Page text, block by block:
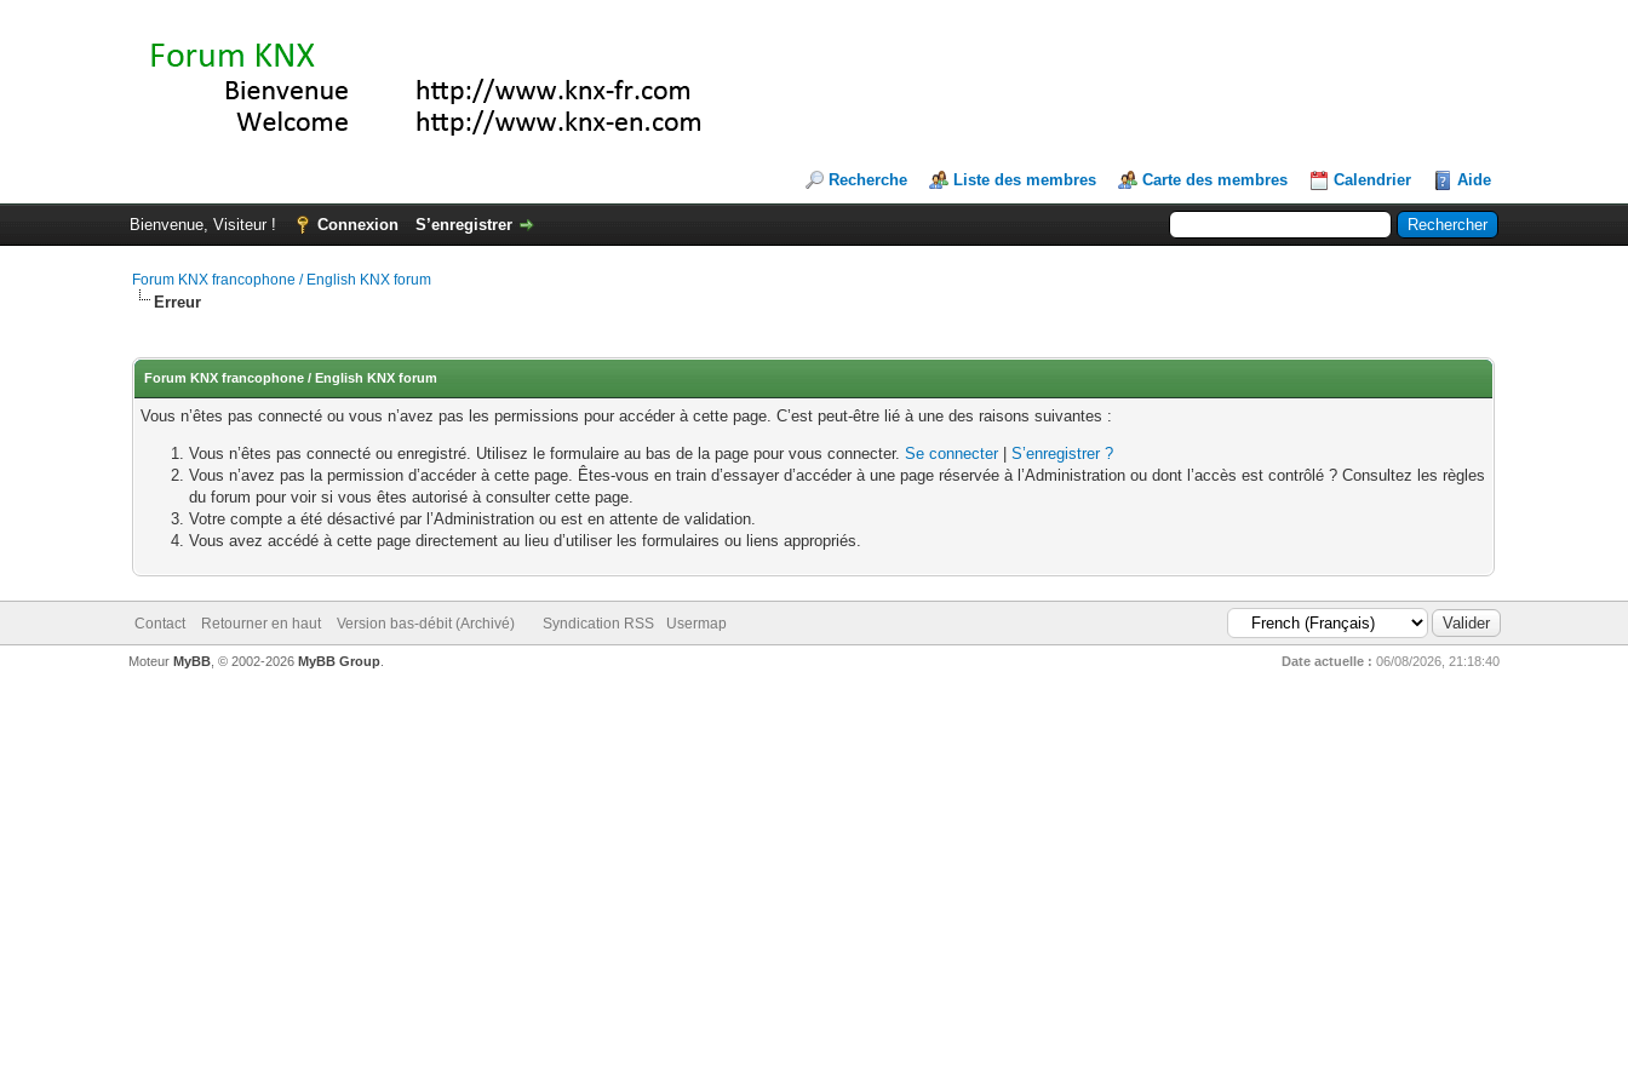
Recherche Liste des membres Carte des membres Calendrier Aide
Bienvenue, Visiteur ! Connexion S’enregistrer
Forum KNX francophone / English KNX forum
Erreur
Forum KNX francophone / English KNX forum
Vous n’êtes pas connecté ou vous n’avez pas les permissions pour accéder à cette page. C’est peut-être lié à une des raisons suivantes :
Vous n’êtes pas connecté ou enregistré. Utilisez le formulaire au bas de la page pour vous connecter.Se connecter|S’enregistrer ?
Vous n’avez pas la permission d’accéder à cette page. Êtes-vous en train d’essayer d’accéder à une page réservée à l’Administration ou dont l’accès est contrôlé ? Consultez les règles
du forum pour voir si vous êtes autorisé à consulter cette page.
Votre compte a été désactivé par l’Administration ou est en attente de validation.
Vous avez accédé à cette page directement au lieu d’utiliser les formulaires ou liens appropriés.
Contact Retourner en haut Version bas-débit (Archivé) Syndication RSS Usermap
Date actuelle : 06/08/2026, 21:18:40
Moteur MyBB, © 2002-2026 MyBB Group.